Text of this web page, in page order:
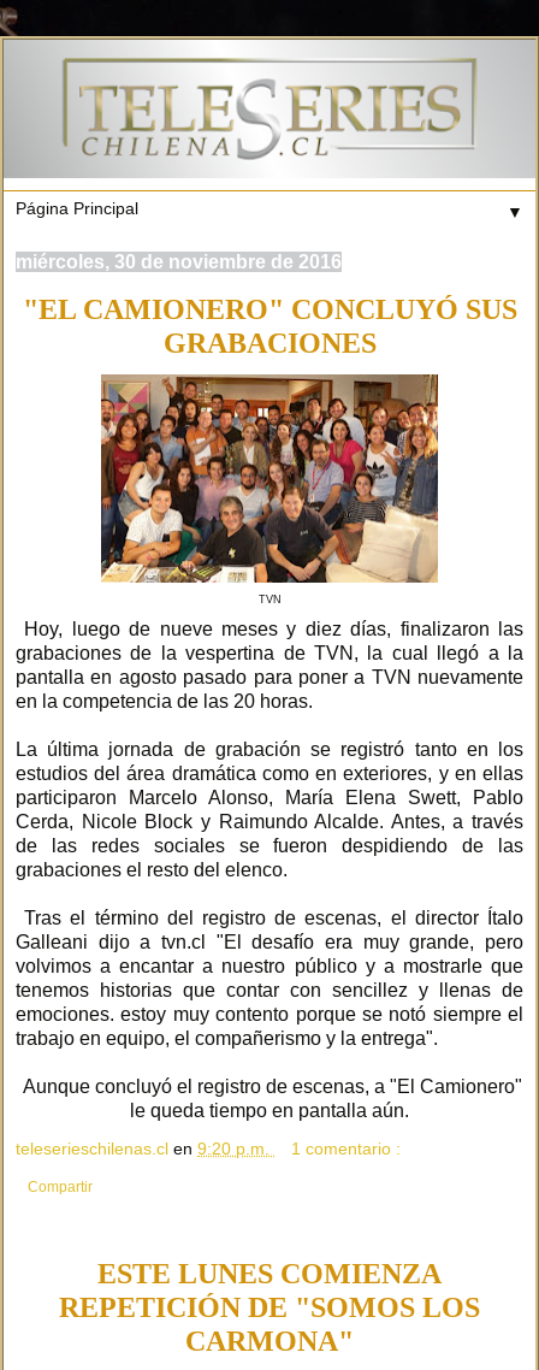
▼
miércoles, 30 de noviembre de 2016
"EL CAMIONERO" CONCLUYÓ SUS
GRABACIONES
TVN
Hoy, luego de nueve meses y diez días, finalizaron las
grabaciones de la vespertina de TVN, la cual llegó a la
pantalla en agosto pasado para poner a TVN nuevamente
en la competencia de las 20 horas.
La última jornada de grabación se registró tanto en los
estudios del área dramática como en exteriores, y en ellas
participaron Marcelo Alonso, María Elena Swett, Pablo
Cerda, Nicole Block y Raimundo Alcalde. Antes, a través
de las redes sociales se fueron despidiendo de las
grabaciones el resto del elenco.
Tras el término del registro de escenas, el director Ítalo
Galleani dijo a tvn.cl "El desafío era muy grande, pero
volvimos a encantar a nuestro público y a mostrarle que
tenemos historias que contar con sencillez y llenas de
emociones. estoy muy contento porque se notó siempre el
trabajo en equipo, el compañerismo y la entrega".
Aunque concluyó el registro de escenas, a "El Camionero"
le queda tiempo en pantalla aún.
teleserieschilenas.cl en 9:20 p.m. 1 comentario :
Compartir
ESTE LUNES COMIENZA
REPETICIÓN DE "SOMOS LOS
CARMONA"